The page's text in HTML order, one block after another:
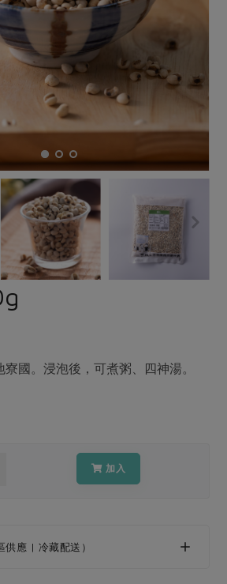
水產
沖泡飲品
個人清潔
派
惠案
報告
家！
親子食育
惜食
能源議題
減塑減廢
食農教育
國。浸泡後，可煮粥、四神湯。
加入
供應 | 冷藏配送）